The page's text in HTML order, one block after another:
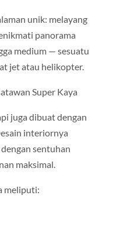
unik: melayang
panorama
medium — sesuatu
jet atau helikopter.
Super Kaya
juga dibuat dengan
interiornya
sentuhan
maksimal.
meliputi: